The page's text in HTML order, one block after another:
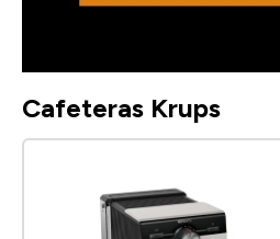
Cafeteras Krups